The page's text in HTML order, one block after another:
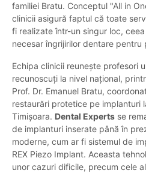
familiei Bratu. Conceptul "All in
clinicii asigură faptul că toate
fi realizate într-un singur loc,
necesar îngrijirilor dentare pentru
Echipa clinicii reunește profesori
recunoscuți la nivel național,
Prof. Dr. Emanuel Bratu,
restaurări protetice pe implanturi
Timișoara. Dental Experts se
de implanturi inserate până în
moderne, cum ar fi sistemul de
REX Piezo Implant. Aceasta
unor cazuri dificile, precum cele